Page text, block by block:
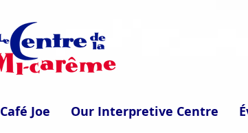
Café Joe Our Interpretive Centre